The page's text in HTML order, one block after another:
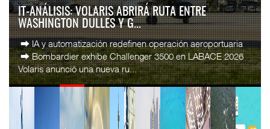
AMANAC, TREINTA Y NUEVE AÑOS NAVEGANDO EL
CAMBIO
La transformación del comercio marítimo mundial también
ha redefinido el papel del agente naviero en México. Lo que
durante décadas fue una actividad ...